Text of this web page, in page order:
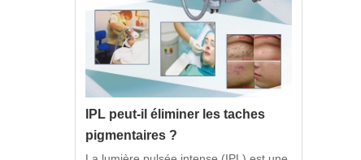
IPL peut-il éliminer les taches
pigmentaires ?